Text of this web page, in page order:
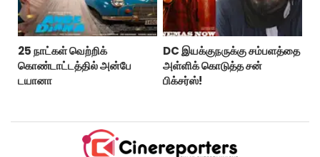
25 நாட்கள் வெற்றிக்
கொண்டாட்டத்தில் அன்பே
டயானா
DC இயக்குநருக்கு சம்பளத்தை
அள்ளிக் கொடுத்த சன்
பிக்சர்ஸ்!